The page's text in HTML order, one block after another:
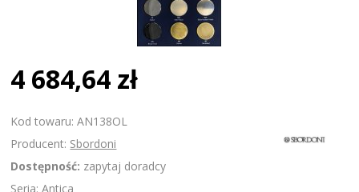
4 684,64 zł
Kod towaru: AN138OL
Producent: Sbordoni
Dostępność: zapytaj doradcy
Seria: Antica